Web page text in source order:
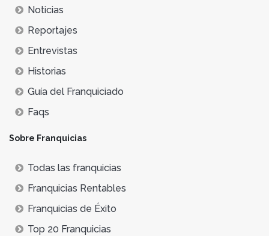
Noticias
Reportajes
Entrevistas
Historias
Guía del Franquiciado
Faqs
Sobre Franquicias
Todas las franquicias
Franquicias Rentables
Franquicias de Éxito
Top 20 Franquicias